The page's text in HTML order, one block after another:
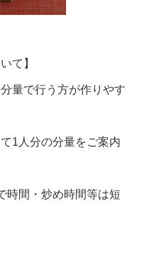
て】
量で行う方が作りやす
1人分の分量をご案内
時間・炒め時間等は短